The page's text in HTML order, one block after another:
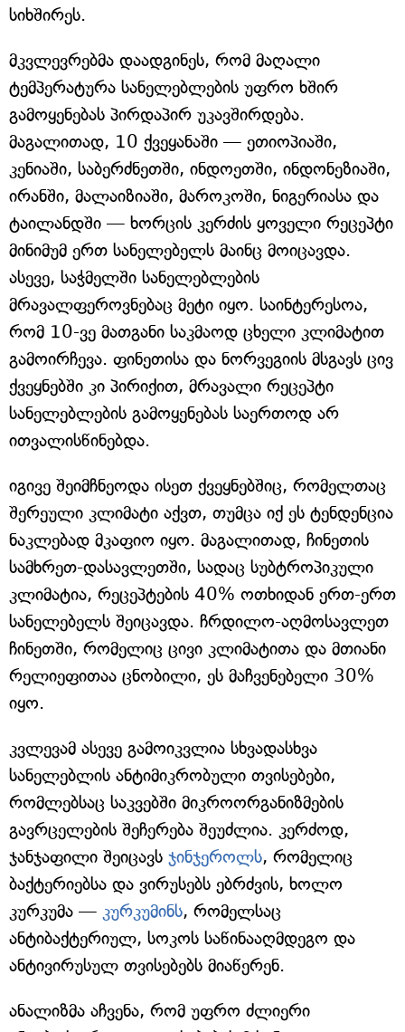
სიხშირეს.
მკვლევრებმა დაადგინეს, რომ მაღალი
ტემპერატურა სანელებლების უფრო ხშირ
გამოყენებას პირდაპირ უკავშირდება.
მაგალითად, 10 ქვეყანაში — ეთიოპიაში,
კენიაში, საბერძნეთში, ინდოეთში, ინდონეზიაში,
ირანში, მალაიზიაში, მაროკოში, ნიგერიასა და
ტაილანდში — ხორცის კერძის ყოველი რეცეპტი
მინიმუმ ერთ სანელებელს მაინც მოიცავდა.
ასევე, საჭმელში სანელებლების
მრავალფეროვნებაც მეტი იყო. საინტერესოა,
რომ 10-ვე მათგანი საკმაოდ ცხელი კლიმატით
გამოირჩევა. ფინეთისა და ნორვეგიის მსგავს ცივ
ქვეყნებში კი პირიქით, მრავალი რეცეპტი
სანელებლების გამოყენებას საერთოდ არ
ითვალისწინებდა.
იგივე შეიმჩნეოდა ისეთ ქვეყნებშიც, რომელთაც
შერეული კლიმატი აქვთ, თუმცა იქ ეს ტენდენცია
ნაკლებად მკაფიო იყო. მაგალითად, ჩინეთის
სამხრეთ-დასავლეთში, სადაც სუბტროპიკული
კლიმატია, რეცეპტების 40% ოთხიდან ერთ-ერთ
სანელებელს შეიცავდა. ჩრდილო-აღმოსავლეთ
ჩინეთში, რომელიც ცივი კლიმატითა და მთიანი
რელიეფითაა ცნობილი, ეს მაჩვენებელი 30%
იყო.
კვლევამ ასევე გამოიკვლია სხვადასხვა
სანელებლის ანტიმიკრობული თვისებები,
რომლებსაც საკვებში მიკროორგანიზმების
გავრცელების შეჩერება შეუძლია. კერძოდ,
ჯანჯაფილი შეიცავს ჯინჯეროლს, რომელიც
ბაქტერიებსა და ვირუსებს ებრძვის, ხოლო
კურკუმა — კურკუმინს, რომელსაც
ანტიბაქტერიულ, სოკოს საწინააღმდეგო და
ანტივირუსულ თვისებებს მიაწერენ.
ანალიზმა აჩვენა, რომ უფრო ძლიერი